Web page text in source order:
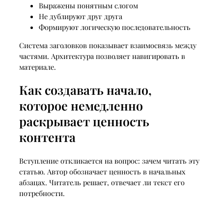
Выражены понятным слогом
Не дублируют друг друга
Формируют логическую последовательность
Система заголовков показывает взаимосвязь между
частями. Архитектура позволяет навигировать в
материале.
Как создавать начало,
которое немедленно
раскрывает ценность
контента
Вступление откликается на вопрос: зачем читать эту
статью. Автор обозначает ценность в начальных
абзацах. Читатель решает, отвечает ли текст его
потребности.